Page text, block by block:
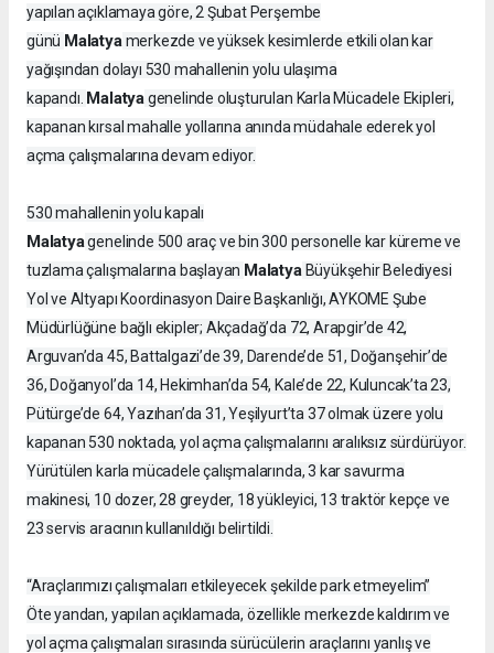
yapılan açıklamaya göre, 2 Şubat Perşembe
günü Malatyamerkezde ve yüksek kesimlerde etkili olan kar
yağışından dolayı 530 mahallenin yolu ulaşıma
kapandı. Malatyagenelinde oluşturulan Karla Mücadele Ekipleri,
kapanan kırsal mahalle yollarına anında müdahale ederek yol
açma çalışmalarına devam ediyor.
530 mahallenin yolu kapalı
Malatyagenelinde 500 araç ve bin 300 personelle kar küreme ve
tuzlama çalışmalarına başlayan MalatyaBüyükşehir Belediyesi
Yol ve Altyapı Koordinasyon Daire Başkanlığı, AYKOME Şube
Müdürlüğüne bağlı ekipler; Akçadağ’da 72, Arapgir’de 42,
Arguvan’da 45, Battalgazi’de 39, Darende’de 51, Doğanşehir’de
36, Doğanyol’da 14, Hekimhan’da 54, Kale’de 22, Kuluncak’ta 23,
Pütürge’de 64, Yazıhan’da 31, Yeşilyurt’ta 37 olmak üzere yolu
kapanan 530 noktada, yol açma çalışmalarını aralıksız sürdürüyor.
Yürütülen karla mücadele çalışmalarında, 3 kar savurma
makinesi, 10 dozer, 28 greyder, 18 yükleyici, 13 traktör kepçe ve
23 servis aracının kullanıldığı belirtildi.
“Araçlarımızı çalışmaları etkileyecek şekilde park etmeyelim”
Öte yandan, yapılan açıklamada, özellikle merkezde kaldırım ve
yol açma çalışmaları sırasında sürücülerin araçlarını yanlış ve